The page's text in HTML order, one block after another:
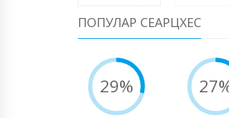
ПОПУЛАР СЕАРЦХЕС
29%